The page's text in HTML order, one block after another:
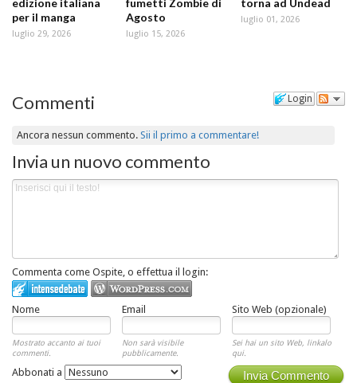
per il manga
luglio 29, 2026
Agosto
luglio 15, 2026
luglio 01, 2026
Login
Commenti
Ancora nessun commento.Sii il primo a commentare!
Invia un nuovo commento
Commenta come Ospite, o effettua il login:
Nome Email Sito Web (opzionale)
Mostrato accanto ai tuoi
commenti.
Non sarà visibile
pubblicamente.
Sei hai un sito Web, linkalo
qui.
Invia Commento
Abbonati a